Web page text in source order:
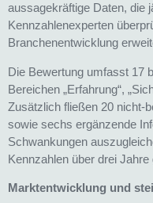
aussagekräftige Daten, die
Kennzahlenexperten
Branchenentwicklung
Die Bewertung umfasst 17
Bereichen „Erfahrung“,
Zusätzlich fließen 20 nicht-
sowie sechs ergänzende
Schwankungen
Kennzahlen über drei Jahre
Marktentwicklung und